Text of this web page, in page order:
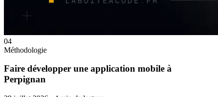
04
Méthodologie
Faire développer une application mobile à
Perpignan